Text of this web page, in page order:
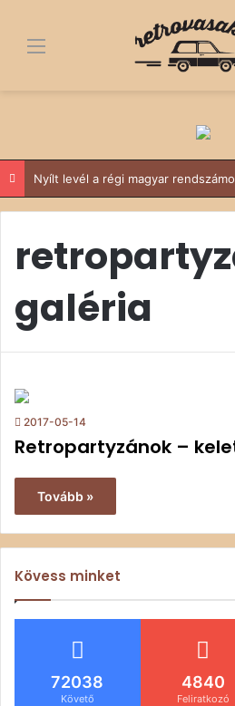
Menü
Nyílt levél a régi magyar
galéria
2017-05-14
Retropartyzánok –
Tovább »
Kövess minket
72038
Követő
4840
Feliratkozó